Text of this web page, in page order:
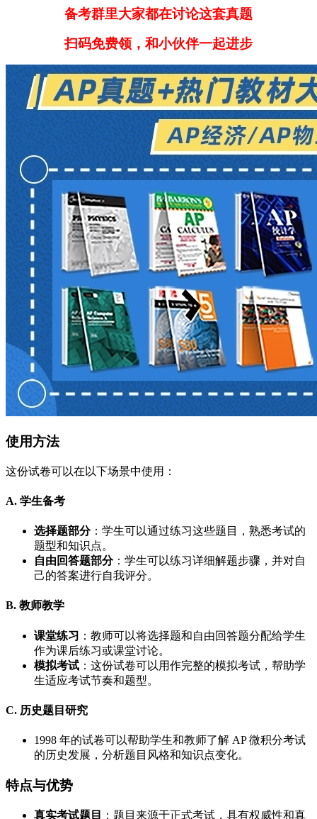
备考群里大家都在讨论这套真题
扫码免费领，和小伙伴一起进步
使用方法
这份试卷可以在以下场景中使用：
A. 学生备考
选择题部分：学生可以通过练习这些题目，熟悉考试的
题型和知识点。
自由回答题部分：学生可以练习详细解题步骤，并对自
己的答案进行自我评分。
B. 教师教学
课堂练习 ：教师可以将选择题和自由回答题分配给学生
作为课后练习或课堂讨论。
模拟考试 ：这份试卷可以用作完整的模拟考试，帮助学
生适应考试节奏和题型。
C. 历史题目研究
1998 年的试卷可以帮助学生和教师了解 AP 微积分考试
的历史发展，分析题目风格和知识点变化。
特点与优势
真实考试题目
：题目来源于正式考试，具有权威性和真